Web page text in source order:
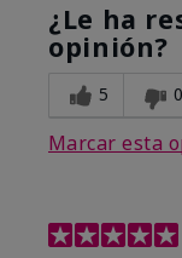
¿Le ha
opinión?
5 0
Marcar esta